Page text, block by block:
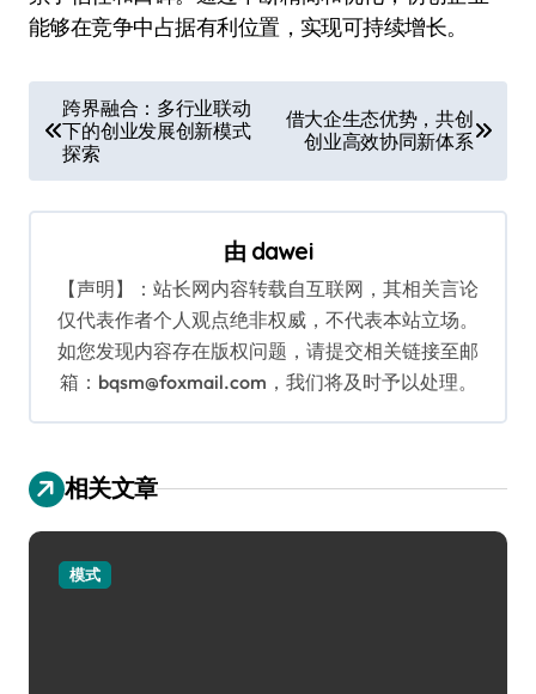
能够在竞争中占据有利位置，实现可持续增长。
章
导
航
跨界融合：多行业联动
下的创业发展创新模式
探索
借大企生态优势，共创
创业高效协同新体系
由 dawei
【声明】：站长网内容转载自互联网，其相关言论
仅代表作者个人观点绝非权威，不代表本站立场。
如您发现内容存在版权问题，请提交相关链接至邮
箱：bqsm@foxmail.com，我们将及时予以处理。
相关文章
模式